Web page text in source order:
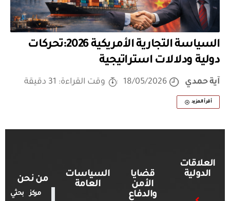
السياسة التجارية الأمريكية 2026:تحركات
دولية ودلالات استراتيجية
آية حمدي 18/05/2026 وقت القراءة: 31 دقيقة
أقرأ المزيد
العلاقات
الدولية
قضايا
الأمن
والدفاع
السياسات
العامة
من نحن
مركز بحثي